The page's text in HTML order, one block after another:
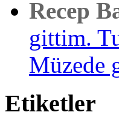
Recep
gittim.
Müzede
Etiketler